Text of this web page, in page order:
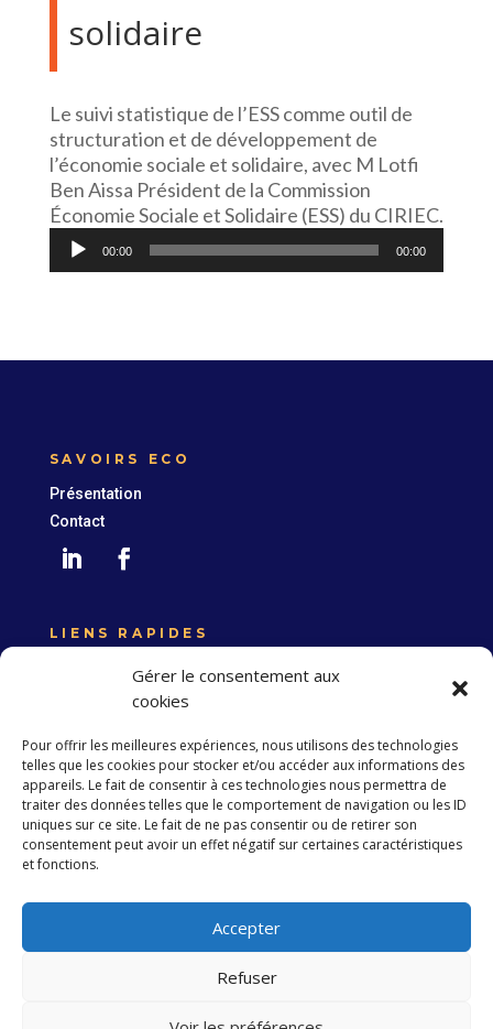
Gérer le consentement aux
cookies
Pour offrir les meilleures expériences, nous utilisons des technologies
telles que les cookies pour stocker et/ou accéder aux informations des
appareils. Le fait de consentir à ces technologies nous permettra de
traiter des données telles que le comportement de navigation ou les ID
uniques sur ce site. Le fait de ne pas consentir ou de retirer son
consentement peut avoir un effet négatif sur certaines caractéristiques
et fonctions.
Accepter
Refuser
solidaire
Le suivi statistique de l’ESS comme outil de
structuration et de développement de
l’économie sociale et solidaire, avec M Lotfi
Ben Aissa Président de la Commission
Économie Sociale et Solidaire (ESS) du CIRIEC.
Lecteur
audio
00:00 00:00
SAVOIRS ECO
Présentation
Contact
LIENS RAPIDES
Expertise France
Union européenne
S’abonner à la Newsletter
réservés